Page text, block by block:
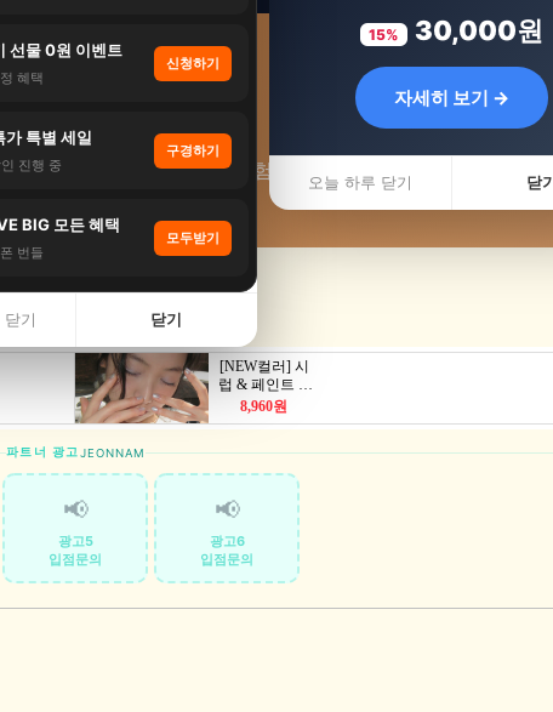
플스테이 추천. 근처 사찰 체험·후기. · 최저가콜
파트너 광고JEONNAM
📢
광고5
입점문의
📢
광고6
입점문의
선물 0원 이벤트
혜택
신청하기
가 특별 세일
진행 중
구경하기
BIG 모든 혜택
번들
모두받기
닫기 닫기
15% 30,000원
자세히 보기 →
오늘 하루 닫기 닫기